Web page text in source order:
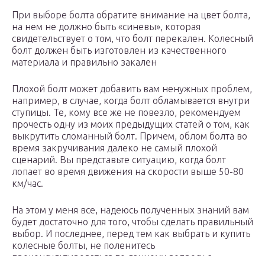
При выборе болта обратите внимание на цвет болта,
на нем не должно быть «синевы», которая
свидетельствует о том, что болт перекален. Колесный
болт должен быть изготовлен из качественного
материала и правильно закален
Плохой болт может добавить вам ненужных проблем,
например, в случае, когда болт обламывается внутри
ступицы. Те, кому все же не повезло, рекомендуем
прочесть одну из моих предыдущих статей о том, как
выкрутить сломанный болт. Причем, облом болта во
время закручивания далеко не самый плохой
сценарий. Вы представьте ситуацию, когда болт
лопает во время движения на скорости выше 50-80
км/час.
На этом у меня все, надеюсь полученных знаний вам
будет достаточно для того, чтобы сделать правильный
выбор. И последнее, перед тем как выбрать и купить
колесные болты, не поленитесь